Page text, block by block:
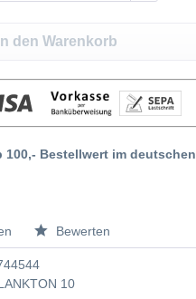
In den Warenkorb
100,- Bestellwert im deutschen
Bewerten
10